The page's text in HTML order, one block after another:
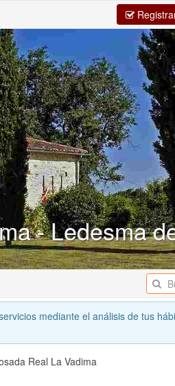
- Ledesma
mediante el análisis de tus
Real La Vadima